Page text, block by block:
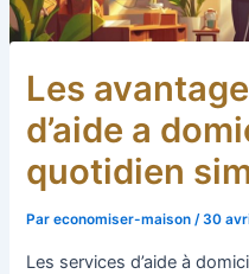
Les
d’aide a
quotidien
Pareconomiser-maison/30
Les services d’aide à